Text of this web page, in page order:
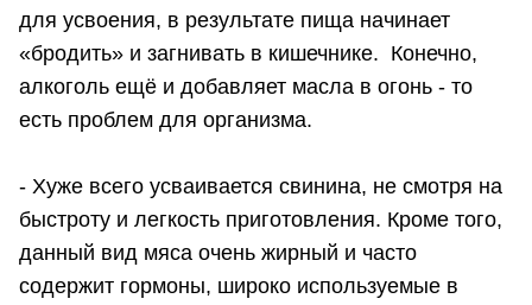
для усвоения, в результате пища начинает
«бродить» и загнивать в кишечнике. Конечно,
алкоголь ещё и добавляет масла в огонь - то
есть проблем для организма.
- Хуже всего усваивается свинина, не смотря на
быстроту и легкость приготовления. Кроме того,
данный вид мяса очень жирный и часто
содержит гормоны, широко используемые в